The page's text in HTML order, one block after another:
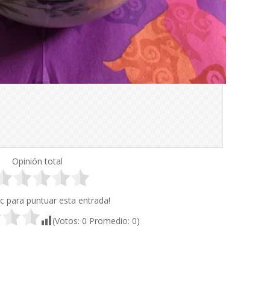
Opinión total
para puntuar esta entrada!
(Votos: 0 Promedio: 0)